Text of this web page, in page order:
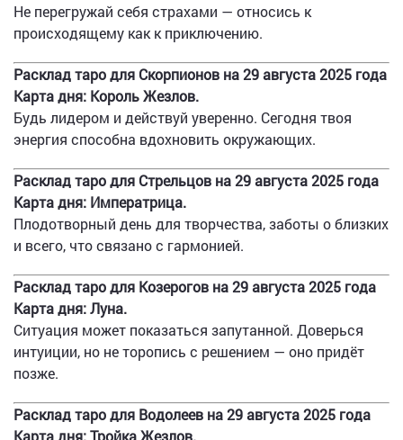
Не перегружай себя страхами — относись к
происходящему как к приключению.
Расклад таро для Скорпионов на 29 августа 2025 года
Карта дня: Король Жезлов.
Будь лидером и действуй уверенно. Сегодня твоя
энергия способна вдохновить окружающих.
Расклад таро для Стрельцов на 29 августа 2025 года
Карта дня: Императрица.
Плодотворный день для творчества, заботы о близких
и всего, что связано с гармонией.
Расклад таро для Козерогов на 29 августа 2025 года
Карта дня: Луна.
Ситуация может показаться запутанной. Доверься
интуиции, но не торопись с решением — оно придёт
позже.
Расклад таро для Водолеев на 29 августа 2025 года
Карта дня: Тройка Жезлов.